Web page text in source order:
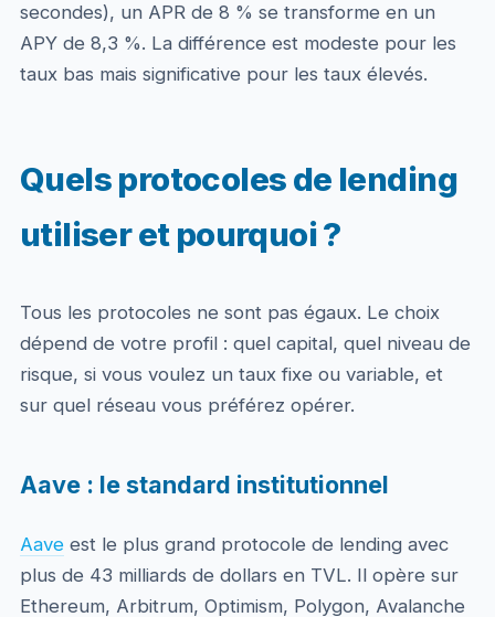
secondes), un APR de 8 % se transforme en un
APY de 8,3 %. La différence est modeste pour les
taux bas mais significative pour les taux élevés.
Quels protocoles de lending
utiliser et pourquoi ?
Tous les protocoles ne sont pas égaux. Le choix
dépend de votre profil : quel capital, quel niveau de
risque, si vous voulez un taux fixe ou variable, et
sur quel réseau vous préférez opérer.
Aave : le standard institutionnel
Aaveest le plus grand protocole de lending avec
plus de 43 milliards de dollars en TVL. Il opère sur
Ethereum, Arbitrum, Optimism, Polygon, Avalanche